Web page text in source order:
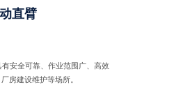
直臂
安全可靠、作业范围广、高效
房建设维护等场所。